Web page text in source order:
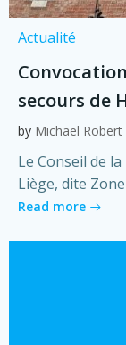
Actualité
secours de
by Michael Robert
Le Conseil de
Liège, dite
Read more